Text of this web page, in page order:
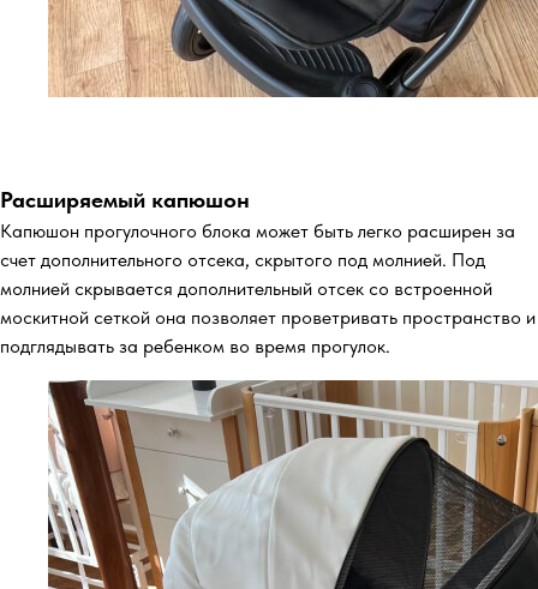
Расширяемый капюшон
Капюшон прогулочного блока может быть легко расширен за
счет дополнительного отсека, скрытого под молнией. Под
молнией скрывается дополнительный отсек со встроенной
москитной сеткой она позволяет проветривать пространство и
подглядывать за ребенком во время прогулок.